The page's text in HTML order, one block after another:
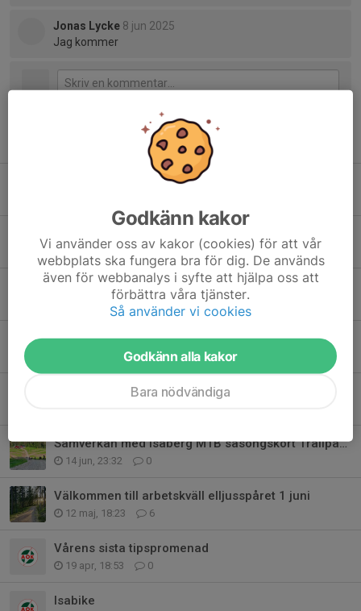
Jonas Lycke 8 jun 2025
Jag kommer
Familjeorientering i höst
5 aug, 21:31 0
Välkomna!
17 jul, 08:01
Klubbens motionsspår
29 jun, 18:14 0
Samverkan med Isaberg MTB säsongskort Trailpass/Bikepass
14 jun, 23:32 0
Välkommen till arbetskväll elljusspåret 1 juni
12 maj, 18:23 6
Vårens sista tipspromenad
19 apr, 18:53 0
Isabike
Godkänn kakor
Vi använder oss av kakor (cookies) för att vår
webbplats ska fungera bra för dig. De används
även för webbanalys i syfte att hjälpa oss att
förbättra våra tjänster.
Så använder vi cookies
Godkänn alla kakor
Bara nödvändiga